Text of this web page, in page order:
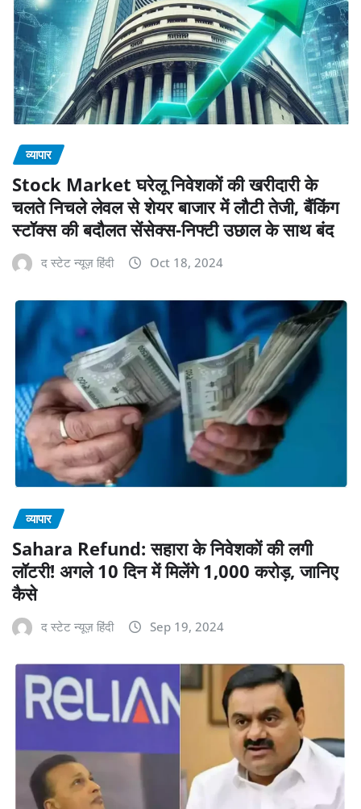
व्यापार
Stock Market घरेलू निवेशकों की खरीदारी के
चलते निचले लेवल से शेयर बाजार में लौटी तेजी, बैंकिंग
स्टॉक्स की बदौलत सेंसेक्स-निफ्टी उछाल के साथ बंद
द स्टेट न्यूज़ हिंदी Oct 18, 2024
व्यापार
Sahara Refund: सहारा के निवेशकों की लगी
लॉटरी! अगले 10 दिन में मिलेंगे 1,000 करोड़, जानिए
कैसे
द स्टेट न्यूज़ हिंदी Sep 19, 2024